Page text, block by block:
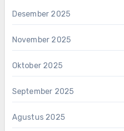
Desember 2025
November 2025
Oktober 2025
September 2025
Agustus 2025